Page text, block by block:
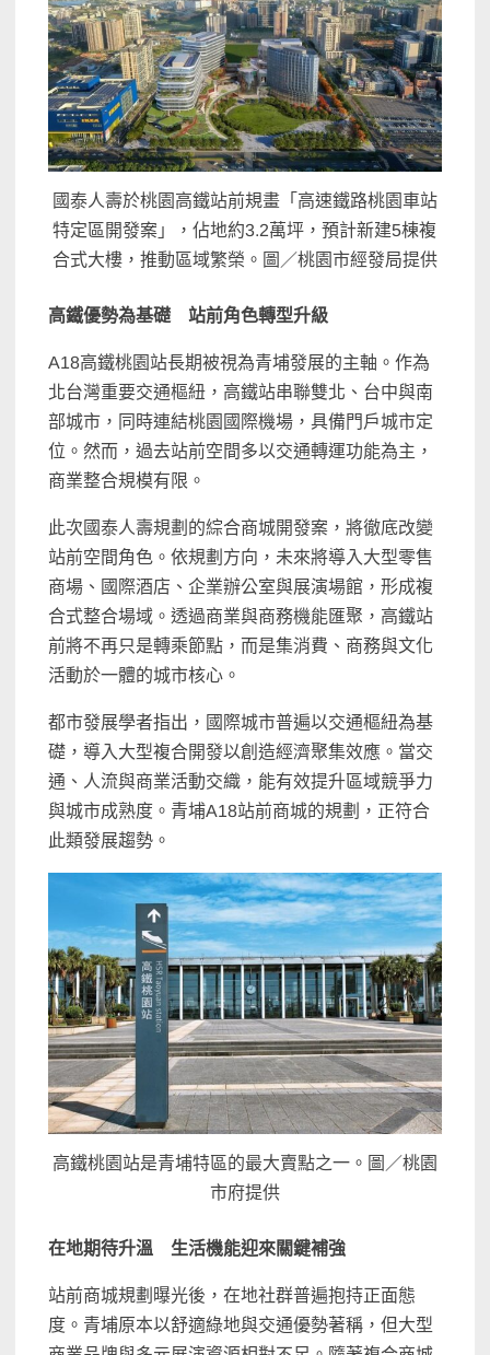
國泰人壽於桃園高鐵站前規畫「高速鐵路桃園車站
特定區開發案」，佔地約3.2萬坪，預計新建5棟複
合式大樓，推動區域繁榮。圖／桃園市經發局提供
高鐵優勢為基礎 站前角色轉型升級
A18高鐵桃園站長期被視為青埔發展的主軸。作為
北台灣重要交通樞紐，高鐵站串聯雙北、台中與南
部城市，同時連結桃園國際機場，具備門戶城市定
位。然而，過去站前空間多以交通轉運功能為主，
商業整合規模有限。
此次國泰人壽規劃的綜合商城開發案，將徹底改變
站前空間角色。依規劃方向，未來將導入大型零售
商場、國際酒店、企業辦公室與展演場館，形成複
合式整合場域。透過商業與商務機能匯聚，高鐵站
前將不再只是轉乘節點，而是集消費、商務與文化
活動於一體的城市核心。
都市發展學者指出，國際城市普遍以交通樞紐為基
礎，導入大型複合開發以創造經濟聚集效應。當交
通、人流與商業活動交織，能有效提升區域競爭力
與城市成熟度。青埔A18站前商城的規劃，正符合
此類發展趨勢。
高鐵桃園站是青埔特區的最大賣點之一。圖／桃園
市府提供
在地期待升溫 生活機能迎來關鍵補強
站前商城規劃曝光後，在地社群普遍抱持正面態
度。青埔原本以舒適綠地與交通優勢著稱，但大型